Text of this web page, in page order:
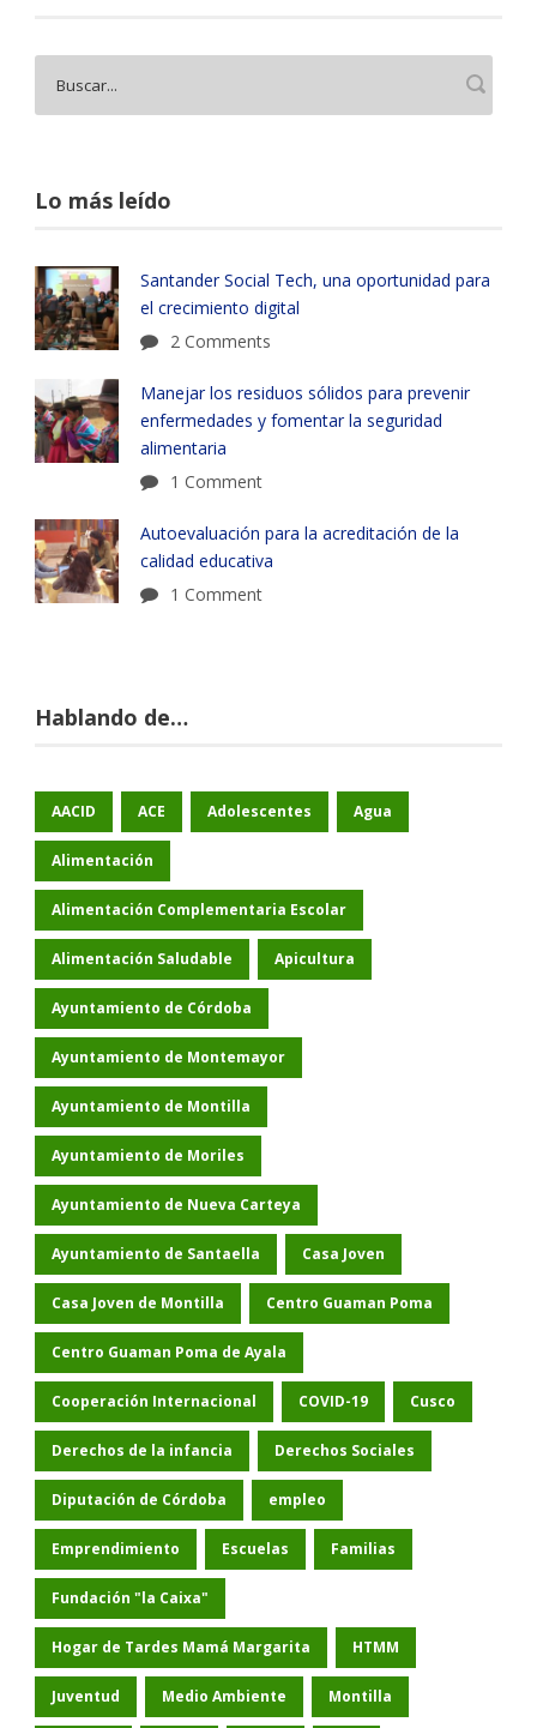
Lo más leído
Santander Social Tech, una oportunidad para
el crecimiento digital
2 Comments
Manejar los residuos sólidos para prevenir
enfermedades y fomentar la seguridad
alimentaria
1 Comment
Autoevaluación para la acreditación de la
calidad educativa
1 Comment
Hablando de…
AACID ACE Adolescentes Agua
Alimentación
Alimentación Complementaria Escolar
Alimentación Saludable Apicultura
Ayuntamiento de Córdoba
Ayuntamiento de Montemayor
Ayuntamiento de Montilla
Ayuntamiento de Moriles
Ayuntamiento de Nueva Carteya
Ayuntamiento de Santaella Casa Joven
Casa Joven de Montilla Centro Guaman Poma
Centro Guaman Poma de Ayala
Cooperación Internacional COVID-19 Cusco
Derechos de la infancia Derechos Sociales
Diputación de Córdoba empleo
Emprendimiento Escuelas Familias
Fundación "la Caixa"
Hogar de Tardes Mamá Margarita HTMM
Juventud Medio Ambiente Montilla